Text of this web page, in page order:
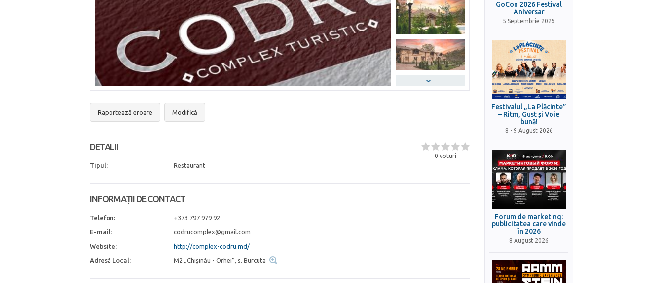
Raportează eroare Modifică
0 voturi
DETALII
Tipul: Restaurant
INFORMAȚII DE CONTACT
Telefon: +373 797 979 92
E-mail: codrucomplex@gmail.com
Website: http://complex-codru.md/
Adresă Local: M2 „Chișinău - Orhei”, s. Burcuta
GoCon 2026 Festival
Aniversar
5 Septembrie 2026
Festivalul „La Plăcinte”
– Ritm, Gust și Voie
bună!
8 - 9 August 2026
Forum de marketing:
publicitatea care vinde
în 2026
8 August 2026